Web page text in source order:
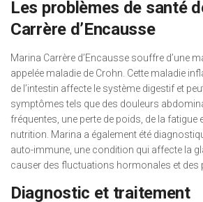
Les problèmes de santé
Carrère d’Encausse
Marina Carrère d’Encausse souffre d’une
appelée maladie de Crohn. Cette maladie
de l’intestin affecte le système digestif et
symptômes tels que des douleurs
fréquentes, une perte de poids, de la fatigue
nutrition. Marina a également été
auto-immune, une condition qui affecte la
causer des fluctuations hormonales et des
Diagnostic et traitement